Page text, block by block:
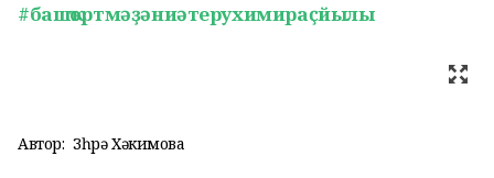
#башҡортмәҙәниәтерухимираҫйылы
Автор: Зөһрә Хәкимова